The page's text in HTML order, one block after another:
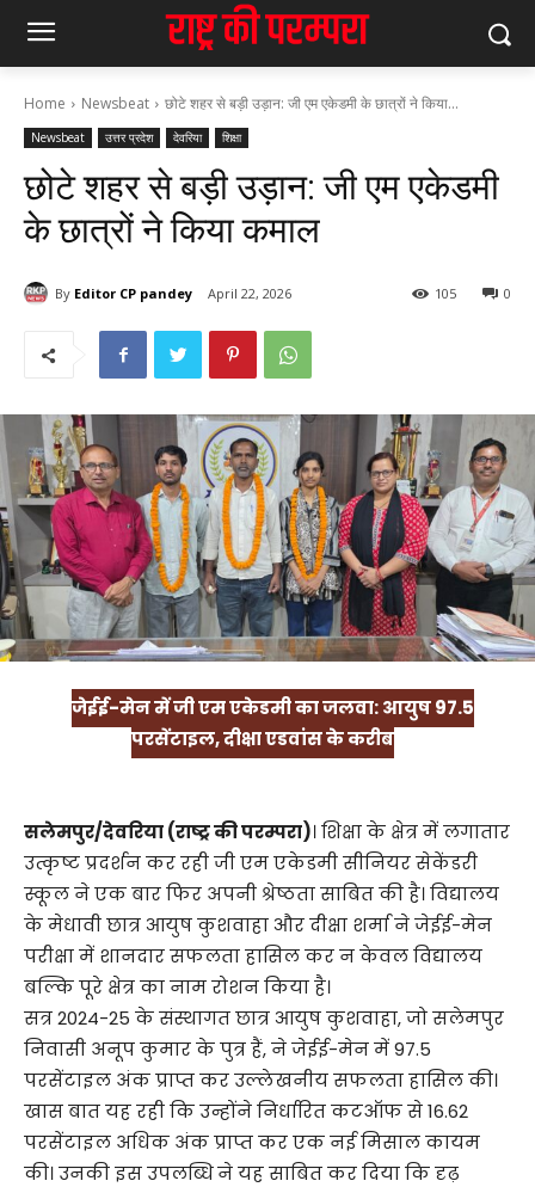
Home Newsbeat छोटे शहर से बड़ी उड़ान: जी एम एकेडमी के छात्रों ने किया...
Newsbeat उत्तर प्रदेश देवरिया शिक्षा
छोटे शहर से बड़ी उड़ान: जी एम एकेडमी
के छात्रों ने किया कमाल
By Editor CP pandey April 22, 2026 0
105
जेईई-मेन में जी एम एकेडमी का जलवा: आयुष 97.5
परसेंटाइल, दीक्षा एडवांस के करीब
सलेमपुर/देवरिया (राष्ट्र की परम्परा)। शिक्षा के क्षेत्र में लगातार
उत्कृष्ट प्रदर्शन कर रही जी एम एकेडमी सीनियर सेकेंडरी
स्कूल ने एक बार फिर अपनी श्रेष्ठता साबित की है। विद्यालय
के मेधावी छात्र आयुष कुशवाहा और दीक्षा शर्मा ने जेईई-मेन
परीक्षा में शानदार सफलता हासिल कर न केवल विद्यालय
बल्कि पूरे क्षेत्र का नाम रोशन किया है।
सत्र 2024-25 के संस्थागत छात्र आयुष कुशवाहा, जो सलेमपुर
निवासी अनूप कुमार के पुत्र हैं, ने जेईई-मेन में 97.5
परसेंटाइल अंक प्राप्त कर उल्लेखनीय सफलता हासिल की।
खास बात यह रही कि उन्होंने निर्धारित कटऑफ से 16.62
परसेंटाइल अधिक अंक प्राप्त कर एक नई मिसाल कायम
की। उनकी इस उपलब्धि ने यह साबित कर दिया कि दृढ़